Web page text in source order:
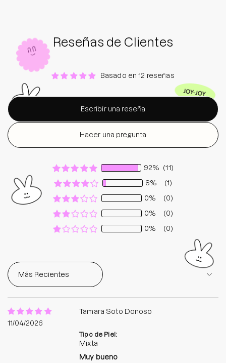
Reseñas de Clientes
Basado en 12 reseñas
Escribir una reseña
Hacer una pregunta
92% (11)
8%
(1)
0%
(0)
0%
(0)
0%
(0)
Sort by
11/04/2026
Tamara Soto Donoso
Tipo de Piel:
Mixta
Muy bueno